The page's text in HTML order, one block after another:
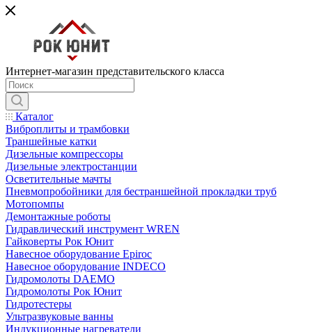
Интернет-магазин представительского класса
Каталог
Виброплиты и трамбовки
Траншейные катки
Дизельные компрессоры
Дизельные электростанции
Осветительные мачты
Пневмопробойники для бестраншейной прокладки труб
Мотопомпы
Демонтажные роботы
Гидравлический инструмент WREN
Гайковерты Рок Юнит
Навесное оборудование Epiroc
Навесное оборудование INDECO
Гидромолоты DAEMO
Гидромолоты Рок Юнит
Гидротестеры
Ультразвуковые ванны
Индукционные нагреватели